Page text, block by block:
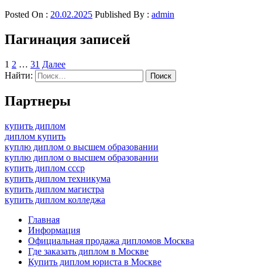
Posted On : 20.02.2025 Published By : admin
Пагинация записей
1 2 … 31 Далее
Найти:
Партнеры
купить диплом
диплом купить
куплю диплом о высшем образовании
куплю диплом о высшем образовании
купить диплом ссср
купить диплом техникума
купить диплом магистра
купить диплом колледжа
Главная
Информация
Официальная продажа дипломов Москва
Где заказать диплом в Москве
Купить диплом юриста в Москве